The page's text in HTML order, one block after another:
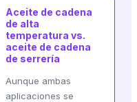
Aceite de cadena
de alta
temperatura vs.
aceite de cadena
de serrería
Aunque ambas
aplicaciones se